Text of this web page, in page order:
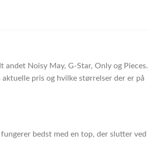
Noisy May, G-Star, Only og Pieces.
pris og hvilke størrelser der er på
bedst med en top, der slutter ved